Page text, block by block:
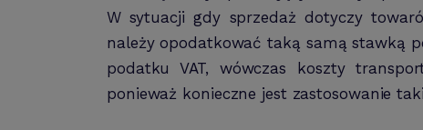
W sytuacji gdy sprzedaż dotyczy
należy opodatkować taką samą stawką
podatku VAT, wówczas koszty
ponieważ konieczne jest zastosowanie